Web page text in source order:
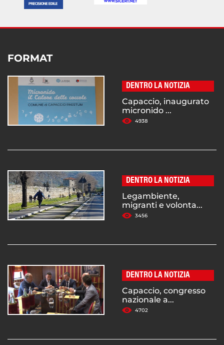
FORMAT
DENTRO LA NOTIZIA
Capaccio, inaugurato
micronido ...
4938
DENTRO LA NOTIZIA
Legambiente,
migranti e volonta...
3456
DENTRO LA NOTIZIA
Capaccio, congresso
nazionale a...
4702